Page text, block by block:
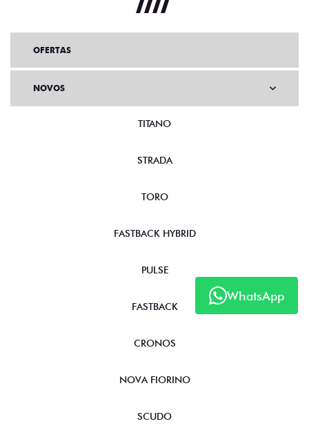
WhatsApp
OFERTAS
NOVOS
TITANO
STRADA
TORO
FASTBACK HYBRID
PULSE
FASTBACK
CRONOS
NOVA FIORINO
SCUDO